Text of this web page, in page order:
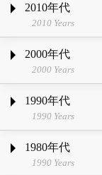
2010年代
2010 Years
2000年代
2000 Years
1990年代
1990 Years
1980年代
1990 Years